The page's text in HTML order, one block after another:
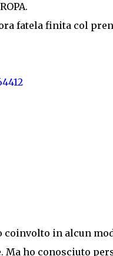
fatela finita col
in alcun
Ma ho conosciuto